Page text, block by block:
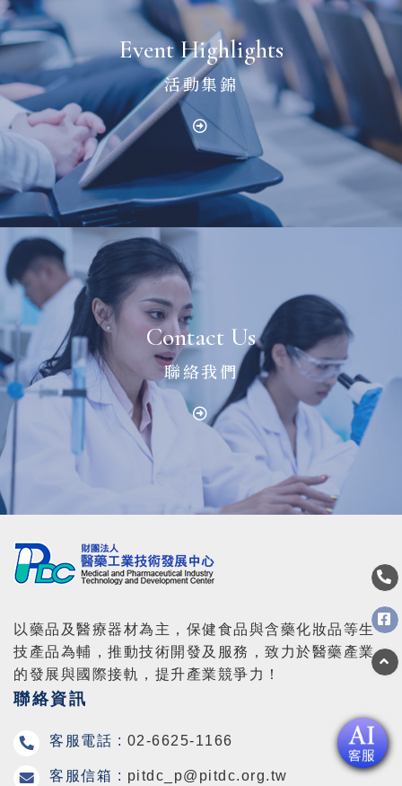
Event Highlights
活動集錦
Contact Us
聯絡我們
以藥品及醫療器材為主，保健食品與含藥化妝品等生
技產品為輔，推動技術開發及服務，致力於醫藥產業
的發展與國際接軌，提升產業競爭力！
聯絡資訊
客服電話 : 02-6625-1166
客服信箱 : pitdc_p@pitdc.org.tw